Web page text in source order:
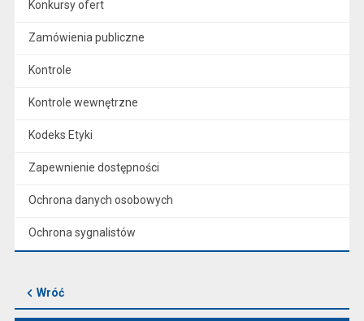
Konkursy ofert
Zamówienia publiczne
Kontrole
Kontrole wewnętrzne
Kodeks Etyki
Zapewnienie dostępności
Ochrona danych osobowych
Ochrona sygnalistów
Wróć